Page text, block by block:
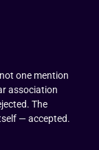
one mention
association
The
— accepted.